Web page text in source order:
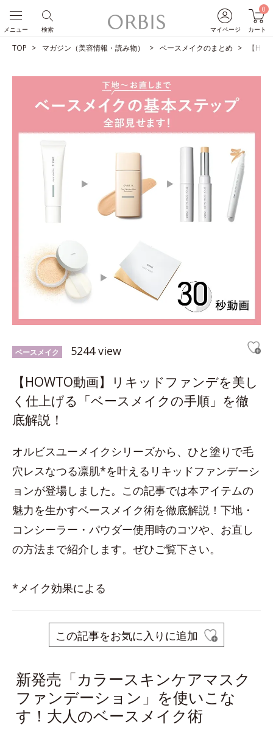
マイページ
0
カート
検索
メニュー
TOP マガジン（美容情報・読み物） ベースメイクのまとめ 【
ベースメイク 5244 view
【HOWTO動画】リキッドファンデを美し
く仕上げる「ベースメイクの手順」を徹
底解説！
オルビスユーメイクシリーズから、ひと塗りで毛
穴レスなつる凛肌*を叶えるリキッドファンデーシ
ョンが登場しました。この記事では本アイテムの
魅力を生かすベースメイク術を徹底解説！下地・
コンシーラー・パウダー使用時のコツや、お直し
の方法まで紹介します。ぜひご覧下さい。
*メイク効果による
この記事をお気に入りに追加
新発売「カラースキンケアマスク
ファンデーション」を使いこな
す！大人のベースメイク術